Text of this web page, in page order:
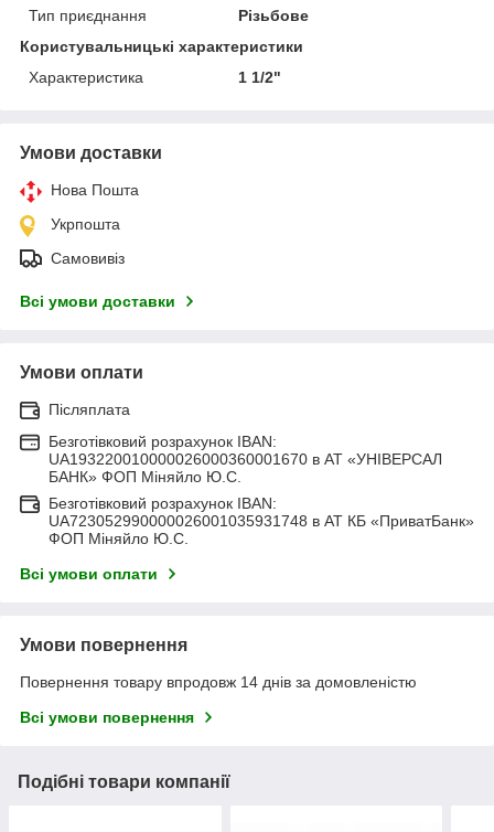
Тип приєднання
Різьбове
Користувальницькі характеристики
Характеристика
1 1/2"
Умови доставки
Нова Пошта
Укрпошта
Самовивіз
Всі умови доставки
Умови оплати
Післяплата
Безготівковий розрахунок IBAN:
UA193220010000026000360001670 в АТ «УНІВЕРСАЛ
БАНК» ФОП Міняйло Ю.С.
Безготівковий розрахунок IBAN:
UA723052990000026001035931748 в АТ КБ «ПриватБанк»
ФОП Міняйло Ю.С.
Всі умови оплати
Умови повернення
Повернення товару впродовж 14 днів за домовленістю
Всі умови повернення
Подібні товари компанії